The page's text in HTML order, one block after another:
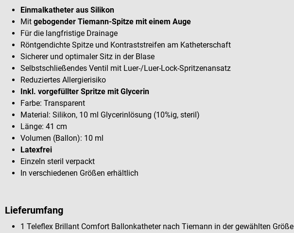
Einmalkatheter aus Silikon
Mit gebogender Tiemann-Spitze mit einem Auge
Für die langfristige Drainage
Röntgendichte Spitze und Kontraststreifen am Katheterschaft
Sicherer und optimaler Sitz in der Blase
Selbstschließendes Ventil mit Luer-/Luer-Lock-Spritzenansatz
Reduziertes Allergierisiko
Inkl. vorgefüllter Spritze mit Glycerin
Farbe: Transparent
Material: Silikon, 10 ml Glycerinlösung (10%ig, steril)
Länge: 41 cm
Volumen (Ballon): 10 ml
Latexfrei
Einzeln steril verpackt
In verschiedenen Größen erhältlich
Lieferumfang
1 Teleflex Brillant Comfort Ballonkatheter nach Tiemann in der gewählten Größe